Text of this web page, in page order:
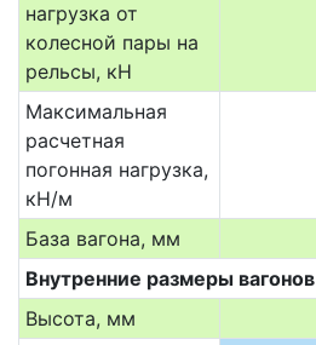
нагрузка от
колесной пары на
рельсы, кН
Максимальная
расчетная
погонная нагрузка,
кН/м
База вагона, мм
Внутренние размеры вагонов
Высота, мм